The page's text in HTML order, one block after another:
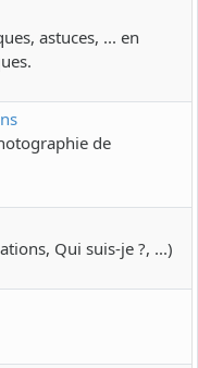
astuces, ... en
de
Qui suis-je ?, ...)